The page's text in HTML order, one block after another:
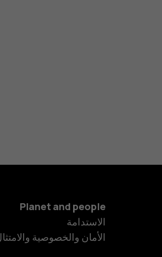
Planet and people
الاستدامة
الأمان والخصوصية